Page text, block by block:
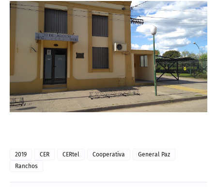
2019 CER CERtel Cooperativa
General Paz
Ranchos